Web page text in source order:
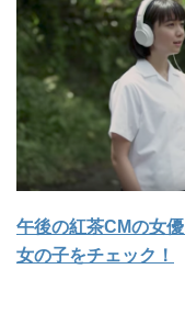
午後の紅茶CMの女
女の子をチェック！